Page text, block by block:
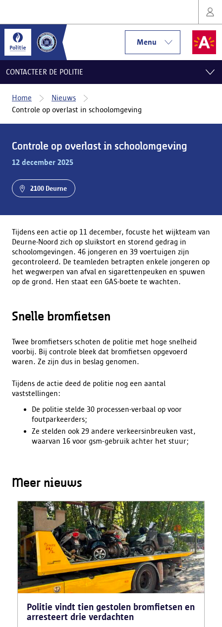
Menu
CONTACTEER DE POLITIE
Home
Nieuws
Controle op overlast in schoolomgeving
Controle op overlast in schoolomgeving
12 december 2025
2100 Deurne
Tijdens een actie op 11 december, focuste het wijkteam van
Deurne-Noord zich op sluikstort en storend gedrag in
schoolomgevingen. 46 jongeren en 39 voertuigen zijn
gecontroleerd. De teamleden betrapten enkele jongeren op
het wegwerpen van afval en sigarettenpeuken en spuwen
op de grond. Hen staat een GAS-boete te wachten.
Snelle bromfietsen
Twee bromfietsers schoten de politie met hoge snelheid
voorbij. Bij controle bleek dat bromfietsen opgevoerd
waren. Ze zijn dus in beslag genomen.
Tijdens de actie deed de politie nog een aantal
vaststellingen:
De politie stelde 30 processen-verbaal op voor
foutparkeerders;
Ze stelden ook 29 andere verkeersinbreuken vast,
waarvan 16 voor gsm-gebruik achter het stuur;
Meer nieuws
Politie vindt tien gestolen bromfietsen en
arresteert drie verdachten